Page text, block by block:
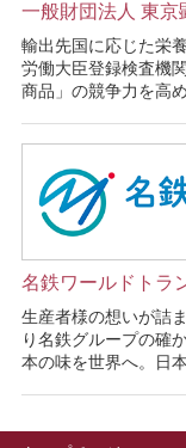
一般財団法人 東京
輸出先国に応じた栄
労働大臣登録検査機
商品」の競争力を高め
名鉄ワールドトラ
生産者様の想いが詰
り名鉄グループの確
本の味を世界へ。日